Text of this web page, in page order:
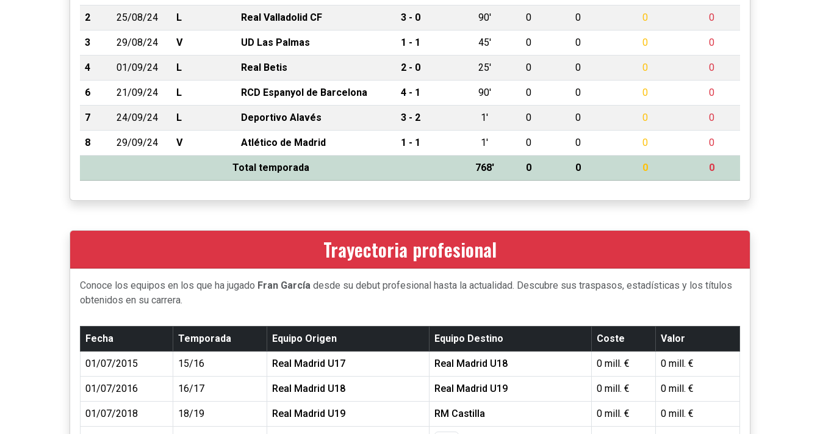
2 25/08/24 L Real Valladolid CF 3 - 0 90' 0 0 0 0
3 29/08/24 V UD Las Palmas 1 - 1 45' 0 0 0 0
4 01/09/24 L Real Betis 2 - 0 25' 0 0 0 0
6 21/09/24 L RCD Espanyol de Barcelona 4 - 1 90' 0 0 0 0
7 24/09/24 L Deportivo Alavés 3 - 2 1' 0 0 0 0
8 29/09/24 V Atlético de Madrid 1 - 1 1' 0 0 0 0
Total temporada 768' 0 0 0 0
Trayectoria profesional
Conoce los equipos en los que ha jugado Fran García desde su debut profesional hasta la actualidad. Descubre sus traspasos, estadísticas y los títulos
obtenidos en su carrera.
Fecha Temporada Equipo Origen Equipo Destino Coste Valor
01/07/2015 15/16 Real Madrid U17 Real Madrid U18 0 mill. € 0 mill. €
01/07/2016 16/17 Real Madrid U18 Real Madrid U19 0 mill. € 0 mill. €
01/07/2018 18/19 Real Madrid U19 RM Castilla 0 mill. € 0 mill. €